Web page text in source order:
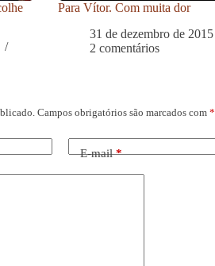
Para Vítor. Com muita dor
31 de dezembro de 2015
2 comentários
Campos obrigatórios são marcados com *
E-mail*